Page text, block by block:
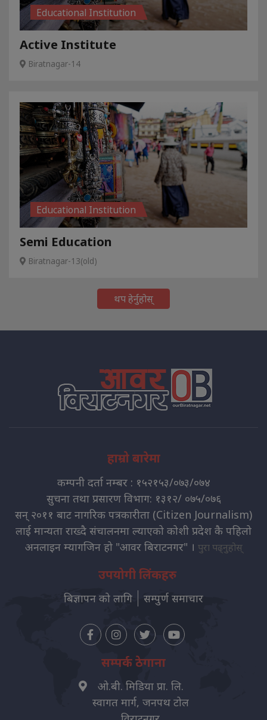
Educational Institution
Active Institute
Biratnagar-14
Educational Institution
Semi Education
Biratnagar-13(old)
थप हेर्नुहोस्
हाम्रो बारेमा
कम्पनी दर्ता नम्बर : १५२१५३/०७३/०७४
सुचना तथा प्रसारण विभाग: १३१२/ ०७५/०७६
सन् २०११ बाट नागरिक पत्रकारीता (Citizen Journalism)
लाई मान्यता राख्दै संचालनमा ल्याएको कोशी प्रदेश कै पहिलो
अनलाइन म्यागजिन हो "आवर बिराटनगर" । पुरा पढ्नुहोस्
उपयोगी लिंकहरु
बिज्ञापन को लागि सम्पुर्ण समाचार
सम्पर्क ठेगाना
ओ.बी. मिडिया प्रा. लि.
स्वागत मार्ग, जनपथ टोल